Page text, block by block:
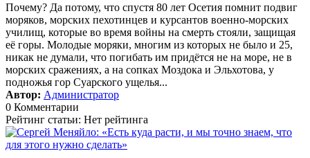
Почему? Да потому, что спустя 80 лет Осетия помнит подвиг
моряков, морских пехотинцев и курсантов военно-морских
училищ, которые во время войны на смерть стояли, защищая
её горы. Молодые моряки, многим из которых не было и 25,
никак не думали, что погибать им придётся не на море, не в
морских сражениях, а на сопках Моздока и Эльхотова, у
подножья гор Суарского ущелья...
Автор: Администратор
0 Комментарии
Рейтинг статьи: Нет рейтинга